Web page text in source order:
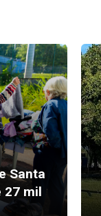
Santa
27 mil